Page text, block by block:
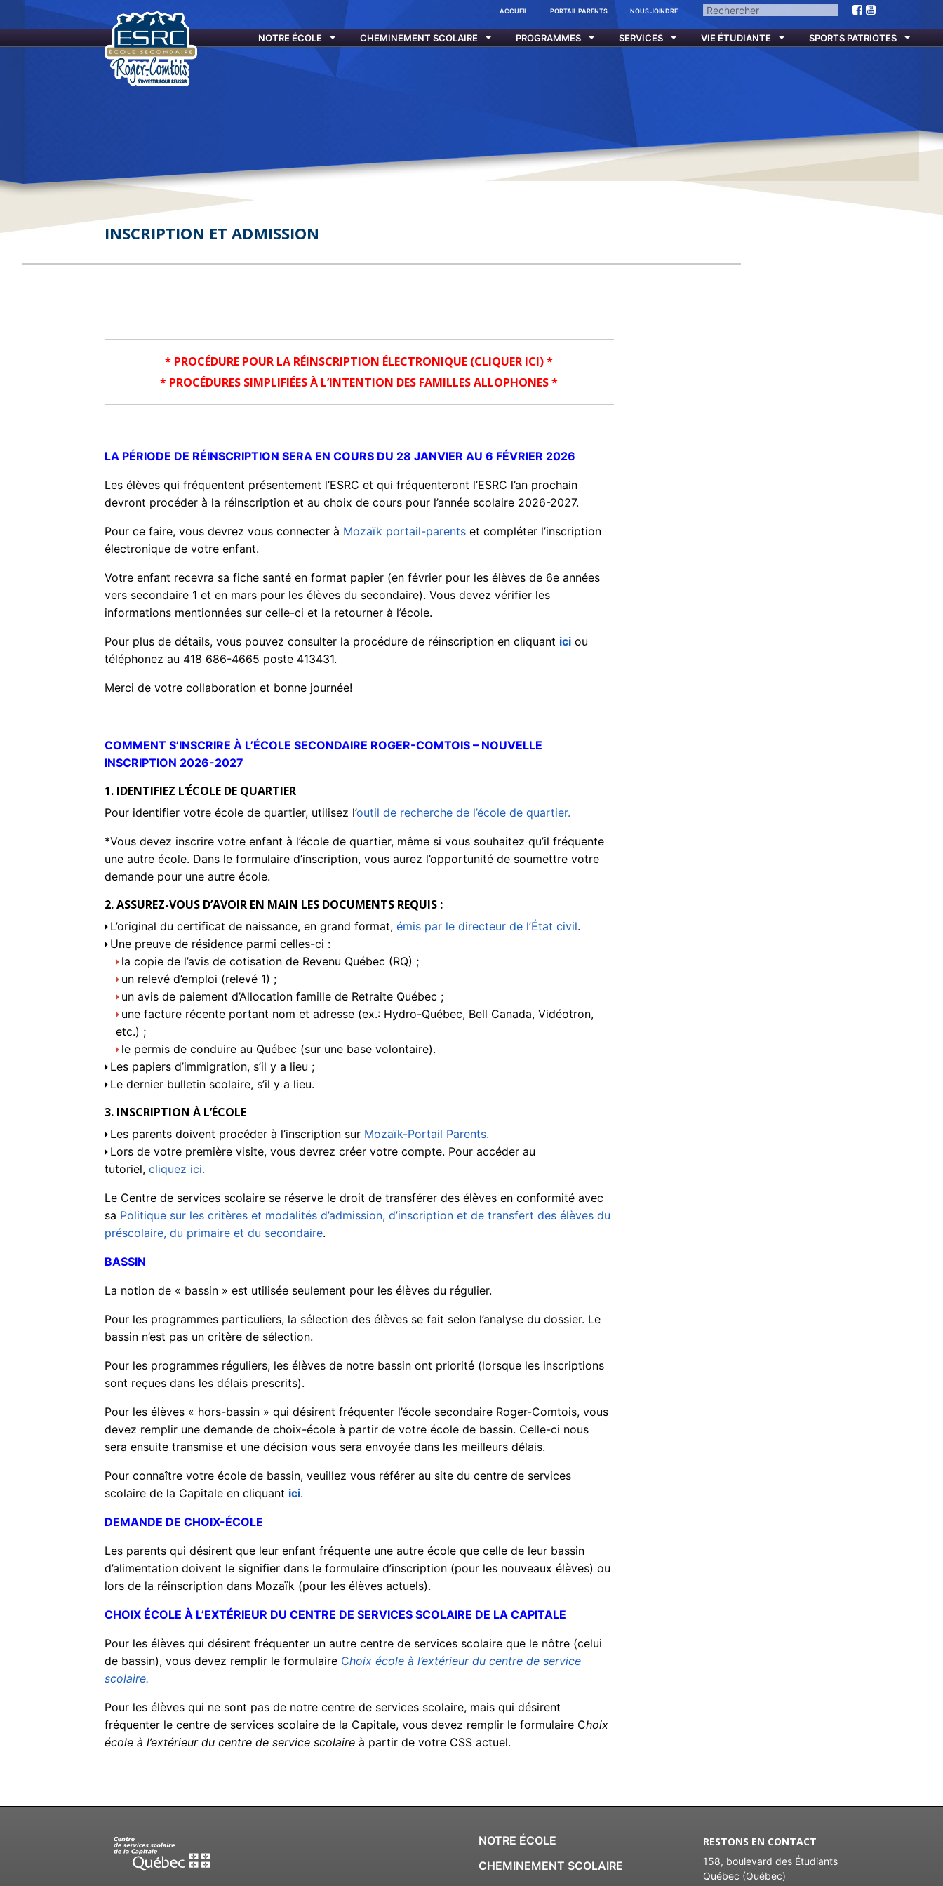
ACCUEIL PORTAIL PARENTS NOUS JOINDRE Facebook
Facebook
École
Secondaire
Roger-
Comtois
NOTRE ÉCOLE CHEMINEMENT SCOLAIRE PROGRAMMES SERVICES VIE ÉTUDIANTE SPORTS PATRIOTES
INSCRIPTION ET ADMISSION
* PROCÉDURE POUR LA RÉINSCRIPTION ÉLECTRONIQUE (CLIQUER ICI) *
* PROCÉDURES SIMPLIFIÉES À L’INTENTION DES FAMILLES ALLOPHONES *
LA PÉRIODE DE RÉINSCRIPTION SERA EN COURS DU 28 JANVIER AU 6 FÉVRIER 2026
Les élèves qui fréquentent présentement l’ESRC et qui fréquenteront l’ESRC l’an prochain
devront procéder à la réinscription et au choix de cours pour l’année scolaire 2026-2027.
Pour ce faire, vous devrez vous connecter à Mozaïk portail-parentset compléter l’inscription
électronique de votre enfant.
Votre enfant recevra sa fiche santé en format papier (en février pour les élèves de 6e années
vers secondaire 1 et en mars pour les élèves du secondaire). Vous devez vérifier les
informations mentionnées sur celle-ci et la retourner à l’école.
Pour plus de détails, vous pouvez consulter la procédure de réinscription en cliquant iciou
téléphonez au 418 686-4665 poste 413431.
Merci de votre collaboration et bonne journée!
COMMENT S’INSCRIRE À L’ÉCOLE SECONDAIRE ROGER-COMTOIS – NOUVELLE
INSCRIPTION 2026-2027
1. IDENTIFIEZ L’ÉCOLE DE QUARTIER
Pour identifier votre école de quartier, utilisez l’outil de recherche de l’école de quartier.
*Vous devez inscrire votre enfant à l’école de quartier, même si vous souhaitez qu’il fréquente
une autre école. Dans le formulaire d’inscription, vous aurez l’opportunité de soumettre votre
demande pour une autre école.
2. ASSUREZ-VOUS D’AVOIR EN MAIN LES DOCUMENTS REQUIS :
L’original du certificat de naissance, en grand format, émis par le directeur de l’État civil.
Une preuve de résidence parmi celles-ci :
la copie de l’avis de cotisation de Revenu Québec (RQ) ;
un relevé d’emploi (relevé 1) ;
un avis de paiement d’Allocation famille de Retraite Québec ;
une facture récente portant nom et adresse (ex.: Hydro-Québec, Bell Canada, Vidéotron,
etc.) ;
le permis de conduire au Québec (sur une base volontaire).
Les papiers d’immigration, s’il y a lieu ;
Le dernier bulletin scolaire, s’il y a lieu.
3. INSCRIPTION À L’ÉCOLE
Les parents doivent procéder à l’inscription sur Mozaïk-Portail Parents.
Lors de votre première visite, vous devrez créer votre compte. Pour accéder au
tutoriel, cliquez ici.
Le Centre de services scolaire se réserve le droit de transférer des élèves en conformité avec
sa Politique sur les critères et modalités d’admission, d’inscription et de transfert des élèves du
préscolaire, du primaire et du secondaire.
BASSIN
La notion de « bassin » est utilisée seulement pour les élèves du régulier.
Pour les programmes particuliers, la sélection des élèves se fait selon l’analyse du dossier. Le
bassin n’est pas un critère de sélection.
Pour les programmes réguliers, les élèves de notre bassin ont priorité (lorsque les inscriptions
sont reçues dans les délais prescrits).
Pour les élèves « hors-bassin » qui désirent fréquenter l’école secondaire Roger-Comtois, vous
devez remplir une demande de choix-école à partir de votre école de bassin. Celle-ci nous
sera ensuite transmise et une décision vous sera envoyée dans les meilleurs délais.
Pour connaître votre école de bassin, veuillez vous référer au site du centre de services
scolaire de la Capitale en cliquant ici.
DEMANDE DE CHOIX-ÉCOLE
Les parents qui désirent que leur enfant fréquente une autre école que celle de leur bassin
d’alimentation doivent le signifier dans le formulaire d’inscription (pour les nouveaux élèves) ou
lors de la réinscription dans Mozaïk (pour les élèves actuels).
CHOIX ÉCOLE À L’EXTÉRIEUR DU CENTRE DE SERVICES SCOLAIRE DE LA CAPITALE
Pour les élèves qui désirent fréquenter un autre centre de services scolaire que le nôtre (celui
de bassin), vous devez remplir le formulaire Choix école à l’extérieur du centre de service
scolaire.
Pour les élèves qui ne sont pas de notre centre de services scolaire, mais qui désirent
fréquenter le centre de services scolaire de la Capitale, vous devez remplir le formulaire Choix
école à l’extérieur du centre de service scolaireà partir de votre CSS actuel.
NOTRE ÉCOLE
CHEMINEMENT SCOLAIRE
RESTONS EN CONTACT
158, boulevard des Étudiants
Québec (Québec)